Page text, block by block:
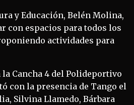
y Educación, Belén Molina,
con espacios para todos los
actividades para
Cancha 4 del Polideportivo
con la presencia de Tango el
Silvina Llamedo, Bárbara